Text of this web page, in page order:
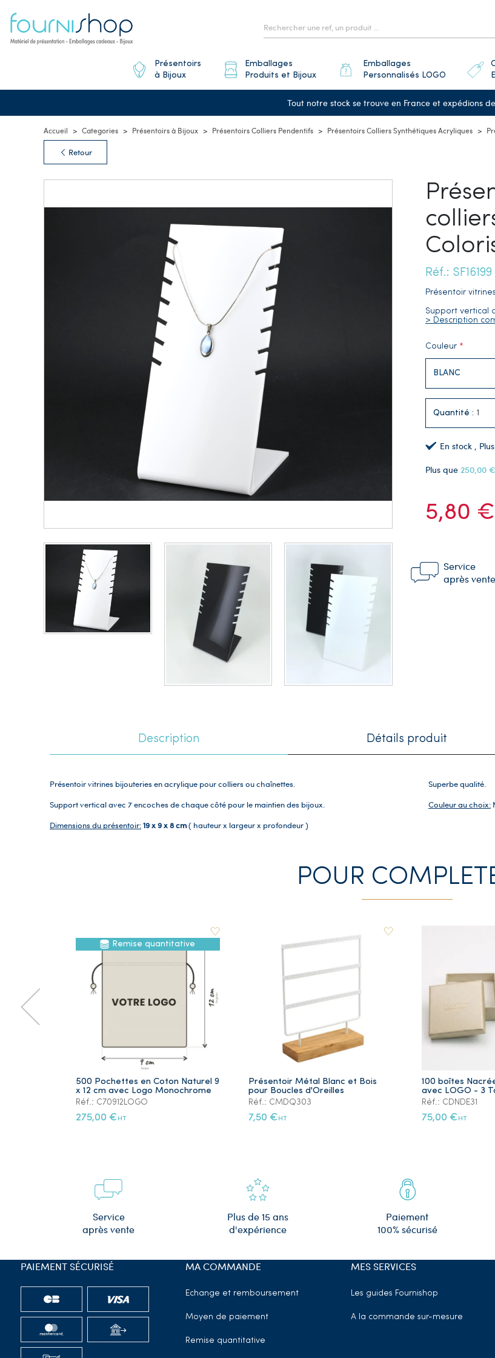
Présentoirs
à Bijoux
Emballages
Produits et Bijoux
Emballages
Personnalisés LOGO
Tout notre stock se trouve en France et expédions
Accueil Categories Présentoirs à Bijoux Présentoirs Colliers Pendentifs Présentoirs Colliers Synthétiques Acryliques
Retour
Réf.: SF16199
Présentoir
Support vertical
> Description
Couleur
Quantité :
En stock ,
Plus que 250,00 €
5,80 €
Service
après vente
Description Détails produit
Présentoir vitrines bijouteries en acrylique pour colliers ou chaînettes.
Support vertical avec 7 encoches de chaque côté pour le maintien des bijoux.
Dimensions du présentoir:19 x 9 x 8 cm( hauteur x largeur x profondeur )
Superbe qualité.
Couleur au choix:
POUR
Remise quantitative
500 Pochettes en Coton Naturel 9
x 12 cm avec Logo Monochrome
Réf.: C70912LOGO
275,00 € HT
Présentoir Métal Blanc et Bois
pour Boucles d'Oreilles
Réf.: CMDQ303
7,50 € HT
100 boîtes
avec LOGO - 3
Réf.: CDNDE31
75,00 € HT
Service
après vente
Plus de 15 ans
d'expérience
Paiement
100% sécurisé
MA COMMANDE
Echange et remboursement
Moyen de paiement
Remise quantitative
MES SERVICES
Les guides Fournishop
A la commande sur-mesure
PAIEMENT SÉCURISÉ